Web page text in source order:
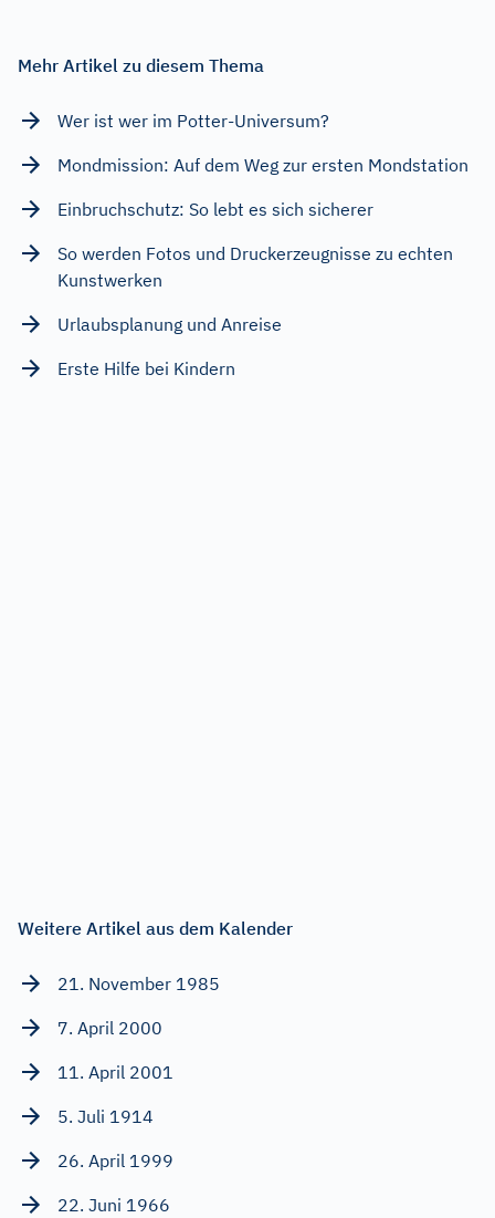
Mehr Artikel zu diesem Thema
Wer ist wer im Potter-Universum?
Mondmission: Auf dem Weg zur ersten Mondstation
Einbruchschutz: So lebt es sich sicherer
So werden Fotos und Druckerzeugnisse zu echten
Kunstwerken
Urlaubsplanung und Anreise
Erste Hilfe bei Kindern
Weitere Artikel aus dem Kalender
21. November 1985
7. April 2000
11. April 2001
5. Juli 1914
26. April 1999
22. Juni 1966